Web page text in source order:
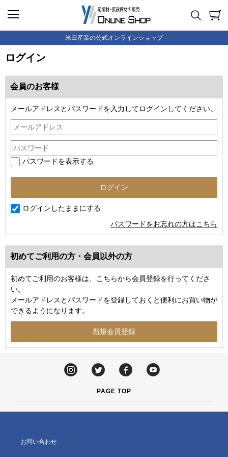
米田産業の公式オンラインショップ
ログイン
会員のお客様
メールアドレスとパスワードを入力してログインしてください。
パスワードを表示する
ログインしたままにする
パスワードをお忘れの方はこちら
初めてご利用の方・会員以外の方
初めてご利用のお客様は、こちらから会員登録を行ってくださ
い。
メールアドレスとパスワードを登録しておくと便利にお買い物が
できるようになります。
PAGE TOP
お問い合わせ